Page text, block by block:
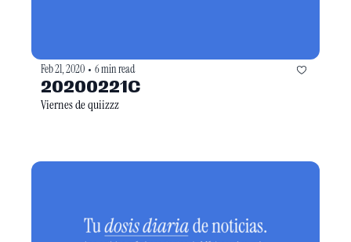
Feb 21, 2020 • 6 min read
20200221C
Viernes de quiizzz